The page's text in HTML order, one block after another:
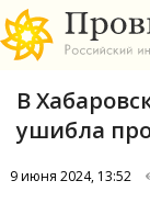
В
ушибла
9 июня 2024, 13:52